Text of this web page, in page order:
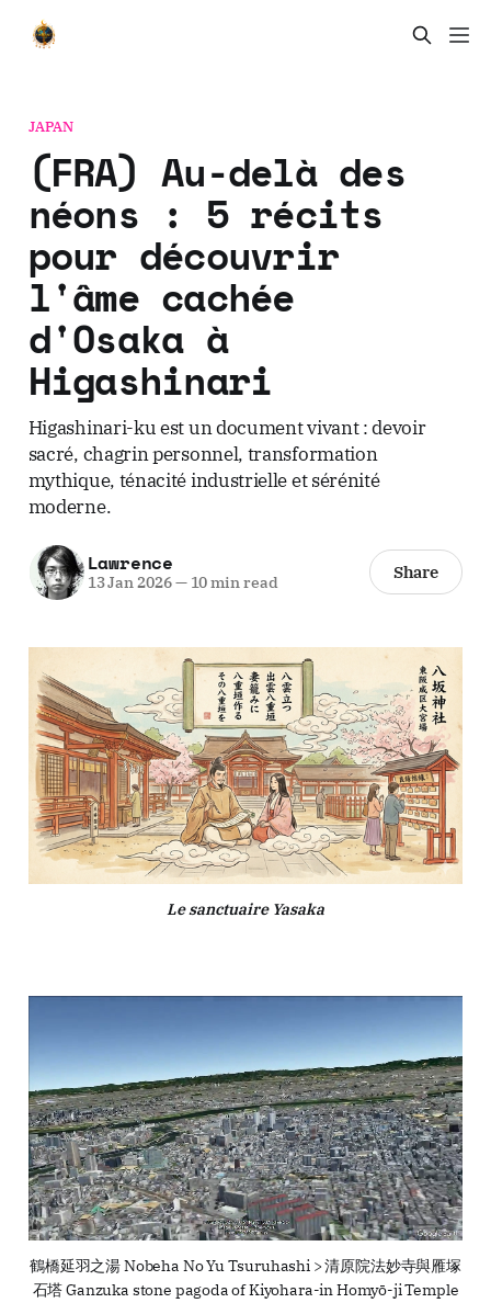
JAPAN
(FRA) Au-delà des
néons : 5 récits
pour découvrir
l'âme cachée
d'Osaka à
Higashinari
Higashinari-ku est un document vivant : devoir
sacré, chagrin personnel, transformation
mythique, ténacité industrielle et sérénité
moderne.
Lawrence
13 Jan 2026—10 min read Share
Le sanctuaire Yasaka
鶴橋延羽之湯 Nobeha No Yu Tsuruhashi > 清原院法妙寺與雁塚
石塔 Ganzuka stone pagoda of Kiyohara-in Homyō-ji Temple